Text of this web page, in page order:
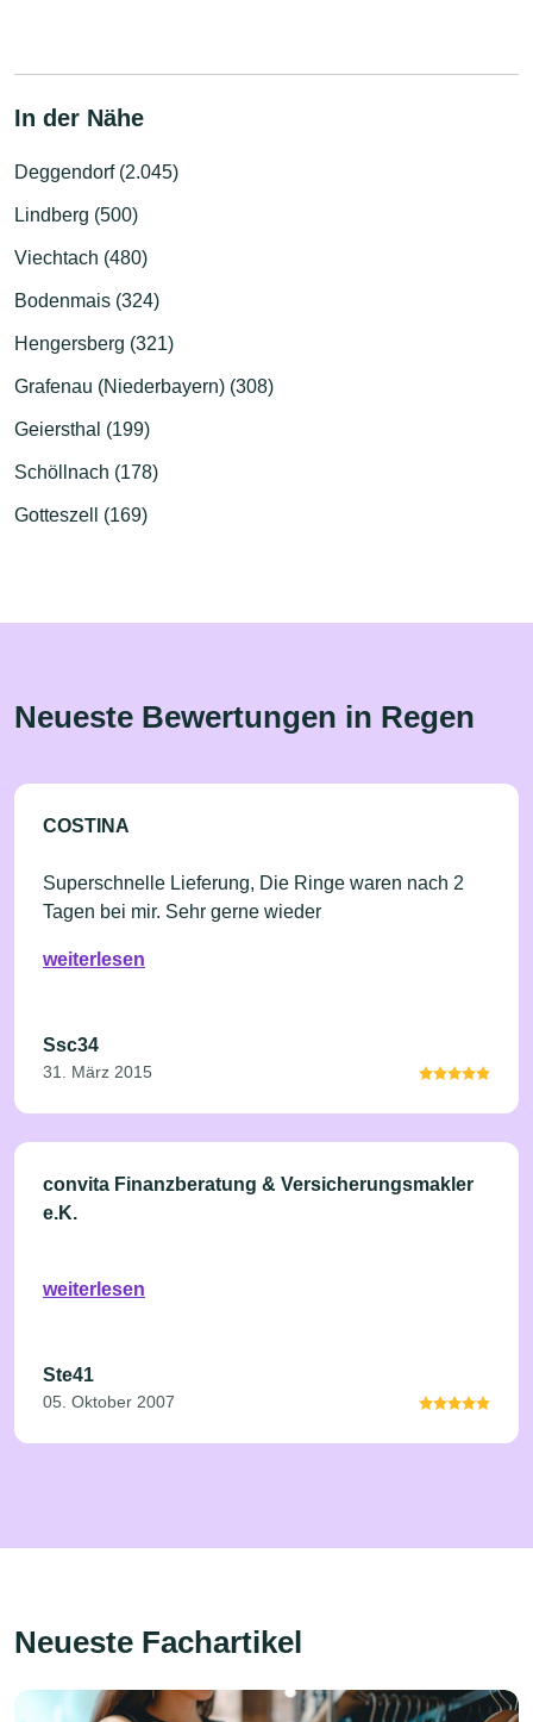
In der Nähe
Deggendorf (2.045)
Lindberg (500)
Viechtach (480)
Bodenmais (324)
Hengersberg (321)
Grafenau (Niederbayern) (308)
Geiersthal (199)
Schöllnach (178)
Gotteszell (169)
Neueste Bewertungen in Regen
COSTINA
Superschnelle Lieferung, Die Ringe waren nach 2
Tagen bei mir. Sehr gerne wieder
weiterlesen
Ssc34
31. März 2015
convita Finanzberatung & Versicherungsmakler
e.K.
weiterlesen
Ste41
05. Oktober 2007
Neueste Fachartikel